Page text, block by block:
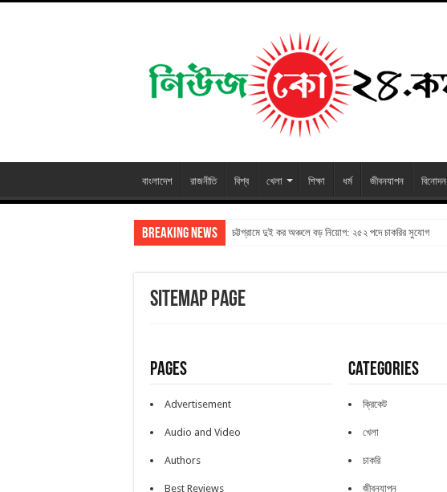
বাংলাদেশ রাজনীতি বিশ্ব খেলা শিক্ষা ধর্ম জীবনযাপন বিনোদন
Breaking News চট্টগ্রামে দুই কর অঞ্চলে বড় নিয়োগ: ২৫২ পদে চাকরির সুযোগ
Sitemap Page
Pages
Advertisement
Audio and Video
Authors
Best Reviews
Categories
ক্রিকেট
খেলা
চাকরি
জীবনযাপন